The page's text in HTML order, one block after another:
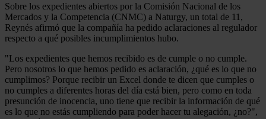
Sobre los expedientes abiertos por la Comisión Nacional de los
Mercados y la Competencia (CNMC) a Naturgy, un total de 11,
Reynés afirmó que la compañía ha pedido aclaraciones al regulador
respecto a qué posibles incumplimientos hubo.
"Los expedientes que hemos recibido es de cumple o no cumple.
Pero nosotros lo que hemos pedido es aclaración, ¿qué es lo que no
cumplimos? Porque recibir un Excel donde te dicen que cumples o
no cumples a diferentes horas del día está bien, pero como en toda
presunción de inocencia, uno tiene que recibir la información de qué
es lo que no estás cumpliendo para poder hacer tu alegación, ¿no?",